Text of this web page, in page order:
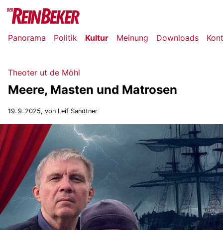
Panorama Politik Kultur Meinung Downloads
Theoter ut de Möhl
Meere, Masten und Matrosen
19. 9. 2025, von Leif Sandtner